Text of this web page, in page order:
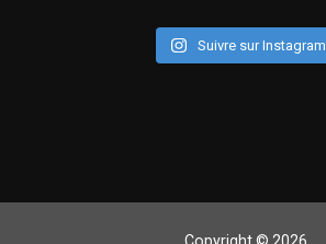
Suivre sur Instagram